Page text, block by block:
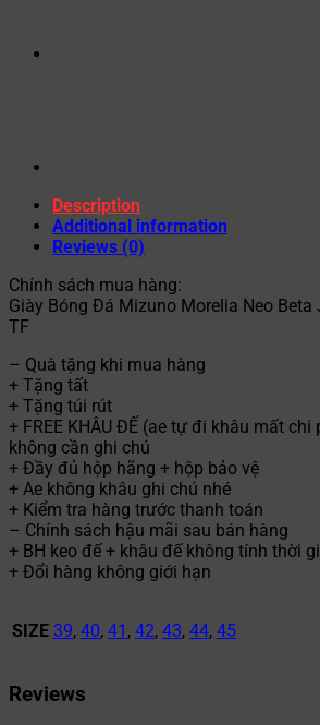
Description
Additional information
Reviews (0)
Chính sách mua hàng:
Giày Bóng Đá Mizuno Morelia Neo
TF
– Quà tặng khi mua hàng
+ Tặng tất
+ Tặng túi rút
+ FREE KHÂU ĐẾ (ae tự đi khâu mất
không cần ghi chú
+ Đầy đủ hộp hãng + hộp bảo vệ
+ Ae không khâu ghi chú nhé
+ Kiểm tra hàng trước thanh toán
– Chính sách hậu mãi sau bán hàng
+ BH keo đế + khâu đế không tính thời
+ Đổi hàng không giới hạn
SIZE 39, 40, 41 , 42, 43, 44, 45
Reviews